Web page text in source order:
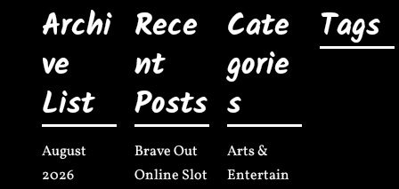
Archi
ve
List
August
2026
Rece
nt
Posts
Brave Out
Online Slot
Cate
gorie
s
Arts &
Entertain
Tags